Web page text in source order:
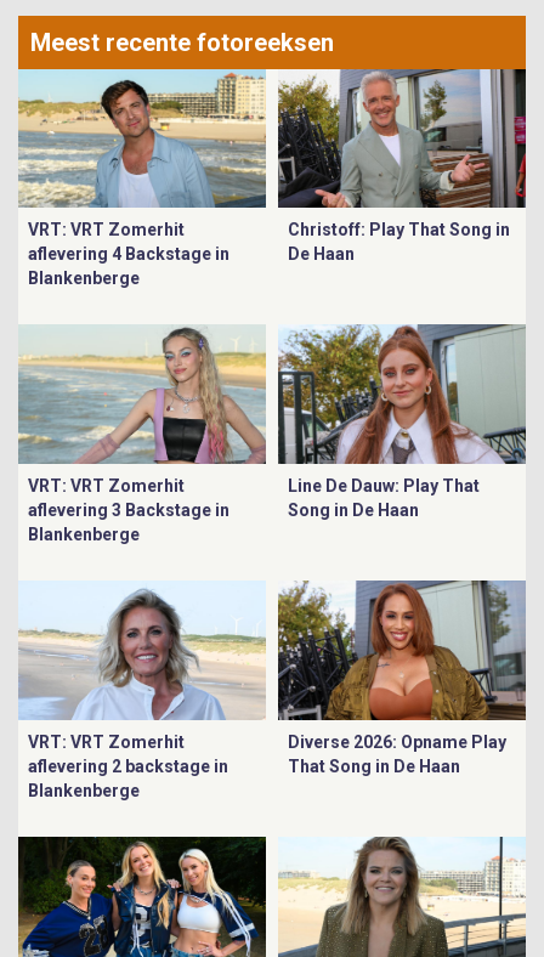
Meest recente fotoreeksen
VRT: VRT Zomerhit
aflevering 4 Backstage in
Blankenberge
Christoff: Play That Song in
De Haan
VRT: VRT Zomerhit
aflevering 3 Backstage in
Blankenberge
Line De Dauw: Play That
Song in De Haan
VRT: VRT Zomerhit
aflevering 2 backstage in
Blankenberge
Diverse 2026: Opname Play
That Song in De Haan